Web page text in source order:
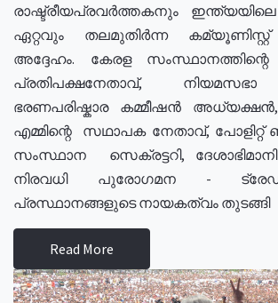
രാഷ്ട്രീയപ്രവർത്തകനും ഇന്ത്യയിലെ
ഏറ്റവും തലമുതിർന്ന
അദ്ദേഹം. കേരള
പ്രതിപക്ഷനേതാവ്, നിയമസഭാ
ഭരണപരിഷ്കാര കമ്മീഷൻ
എമ്മിന്റെ സഥാപക നേതാവ്,
സംസ്ഥാന സെക്രട്ടറി,
നിരവധി പുരോഗമന -
പ്രസ്ഥാനങ്ങളുടെ നായകത്വം തുടങ്ങി
Read More